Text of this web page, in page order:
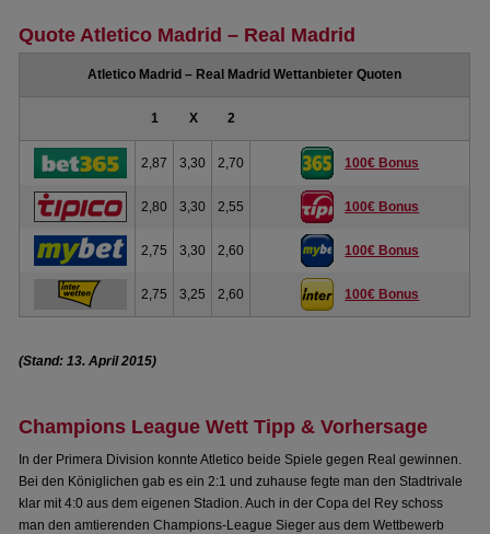
Quote Atletico Madrid – Real Madrid
Atletico Madrid – Real Madrid Wettanbieter Quoten
1 X 2
2,87 3,30 2,70 100€ Bonus
2,80 3,30 2,55 100€ Bonus
2,75 3,30 2,60 100€ Bonus
2,75 3,25 2,60 100€ Bonus
(Stand: 13. April 2015)
Champions League Wett Tipp & Vorhersage
In der Primera Division konnte Atletico beide Spiele gegen Real gewinnen.
Bei den Königlichen gab es ein 2:1 und zuhause fegte man den Stadtrivale
klar mit 4:0 aus dem eigenen Stadion. Auch in der Copa del Rey schoss
man den amtierenden Champions-League Sieger aus dem Wettbewerb